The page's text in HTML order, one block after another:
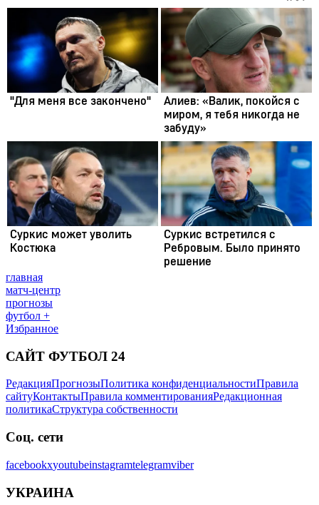
главная
матч-центр
прогнозы
футбол +
Избранное
САЙТ ФУТБОЛ 24
РедакцияПрогнозыПолитика конфиденциальностиПравила
сайтуКонтактыПравила комментированияРедакционная
политикаСтруктура собственности
Соц. сети
facebookxyoutubeinstagramtelegramviber
УКРАИНА